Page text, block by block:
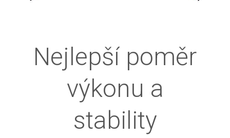
Nejlepší poměr
výkonu a
stability